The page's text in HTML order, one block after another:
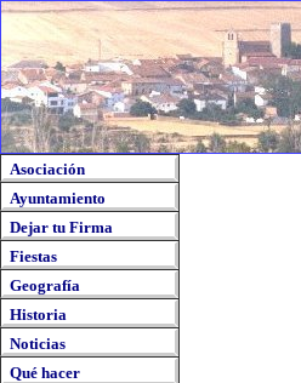
Asociación
Ayuntamiento
Dejar tu Firma
Fiestas
Geografía
Historia
Noticias
Qué hacer